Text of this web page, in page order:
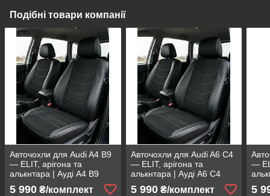
Подібні товари компанії
Авточохли для Audi A4 B9
— ELIT, арігона та
алькнтара | Ауді A4 B9
5 990 ₴/комплект
Авточохли для Audi A6 C4
— ELIT, арігона та
алькнтара | Ауді A6 C4
5 990₴/комплект
—
5